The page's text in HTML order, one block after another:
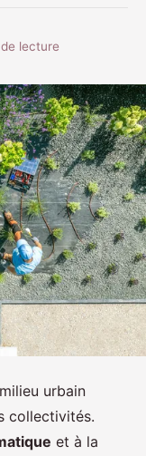
lecture
urbain
collectivités.
et à la